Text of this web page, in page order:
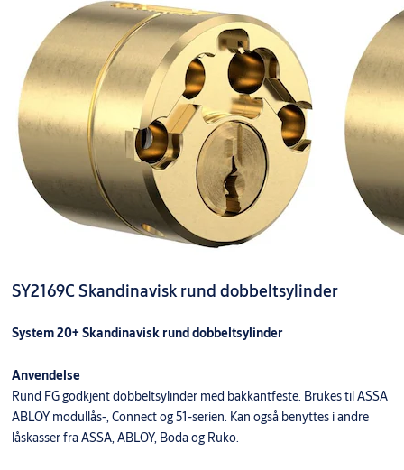
SY2169C Skandinavisk rund dobbeltsylinder
System 20+ Skandinavisk rund dobbeltsylinder
Anvendelse
Rund FG godkjent dobbeltsylinder med bakkantfeste. Brukes til ASSA
ABLOY modullås-, Connect og 51-serien. Kan også benyttes i andre
låskasser fra ASSA, ABLOY, Boda og Ruko.